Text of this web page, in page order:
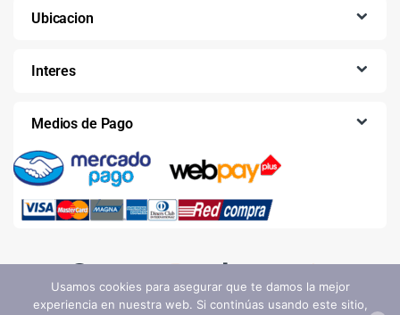
Ubicacion
Interes
Medios de Pago
Usamos cookies para asegurar que te damos la mejor
experiencia en nuestra web. Si continúas usando este sitio,